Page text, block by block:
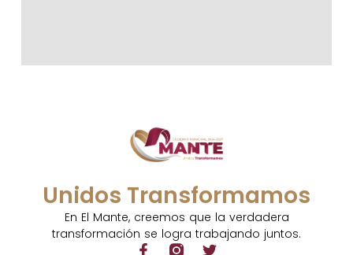
Unidos Transformamos
En El Mante, creemos que la verdadera
transformación se logra trabajando juntos.